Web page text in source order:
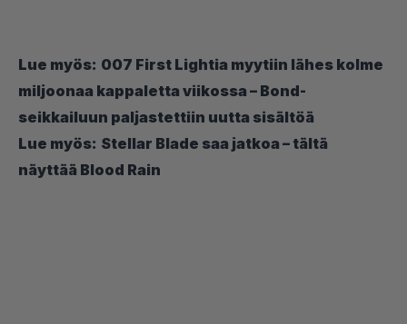
Lue myös: 007 First Lightia myytiin lähes kolme
miljoonaa kappaletta viikossa – Bond-
seikkailuun paljastettiin uutta sisältöä
Lue myös: Stellar Blade saa jatkoa – tältä
näyttää Blood Rain